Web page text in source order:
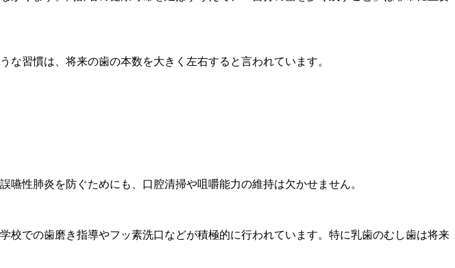
習慣は、将来の歯の本数を大きく左右すると言われています。
性肺炎を防ぐためにも、口腔清掃や咀嚼能力の維持は欠かせません。
での歯磨き指導やフッ素洗口などが積極的に行われています。特に乳歯のむし歯は将来